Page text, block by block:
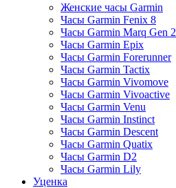
Женские часы Garmin
Часы Garmin Fenix 8
Часы Garmin Marq Gen 2
Часы Garmin Epix
Часы Garmin Forerunner
Часы Garmin Tactix
Часы Garmin Vivomove
Часы Garmin Vivoactive
Часы Garmin Venu
Часы Garmin Instinct
Часы Garmin Descent
Часы Garmin Quatix
Часы Garmin D2
Часы Garmin Lily
Уценка